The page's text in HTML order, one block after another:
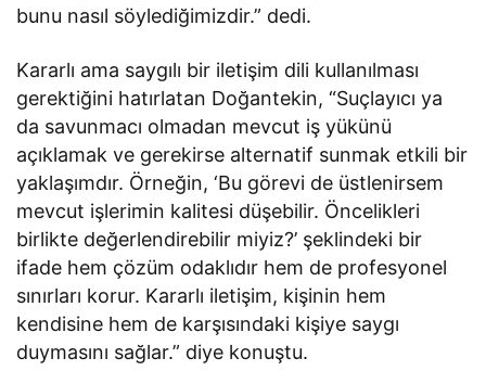
bunu nasıl söylediğimizdir.” dedi.
Kararlı ama saygılı bir iletişim dili kullanılması
gerektiğini hatırlatan Doğantekin, “Suçlayıcı ya
da savunmacı olmadan mevcut iş yükünü
açıklamak ve gerekirse alternatif sunmak etkili bir
yaklaşımdır. Örneğin, ‘Bu görevi de üstlenirsem
mevcut işlerimin kalitesi düşebilir. Öncelikleri
birlikte değerlendirebilir miyiz?’ şeklindeki bir
ifade hem çözüm odaklıdır hem de profesyonel
sınırları korur. Kararlı iletişim, kişinin hem
kendisine hem de karşısındaki kişiye saygı
duymasını sağlar.” diye konuştu.